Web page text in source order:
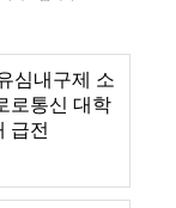
심내구제 소
로통신 대학
급전